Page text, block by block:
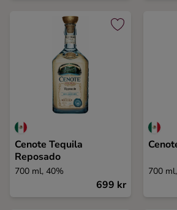
Cenote Tequila
Reposado
700 ml, 40%
699 kr
700